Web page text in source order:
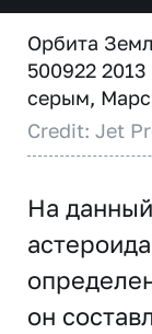
Орбита
500922
серым,
Credit: Jet
На
он